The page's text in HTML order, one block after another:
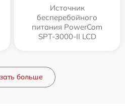
Источник
бесперебойного
питания PowerCom
SPT-3000-II LCD
больше